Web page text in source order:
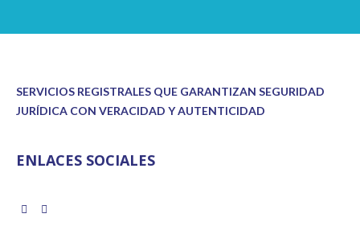
SERVICIOS REGISTRALES QUE GARANTIZAN SEGURIDAD
JURÍDICA CON VERACIDAD Y AUTENTICIDAD
ENLACES SOCIALES